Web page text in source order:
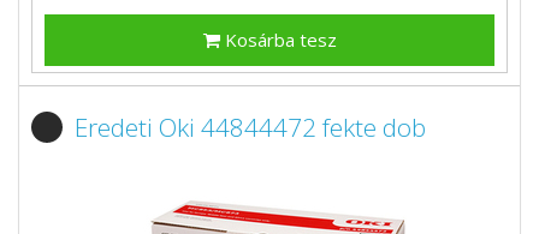
Kosárba tesz
Eredeti Oki 44844472 fekte dob